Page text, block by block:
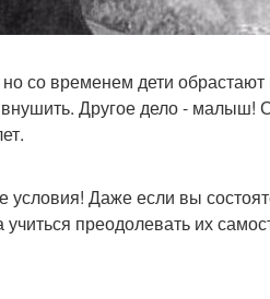
со временем дети
Другое дело -
условия! Даже если вы
преодолевать их